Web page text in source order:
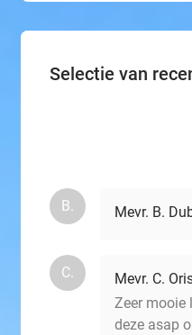
Selectie van
B. Mevr. B.
C.
Mevr. C.
Zeer mooie
deze asap